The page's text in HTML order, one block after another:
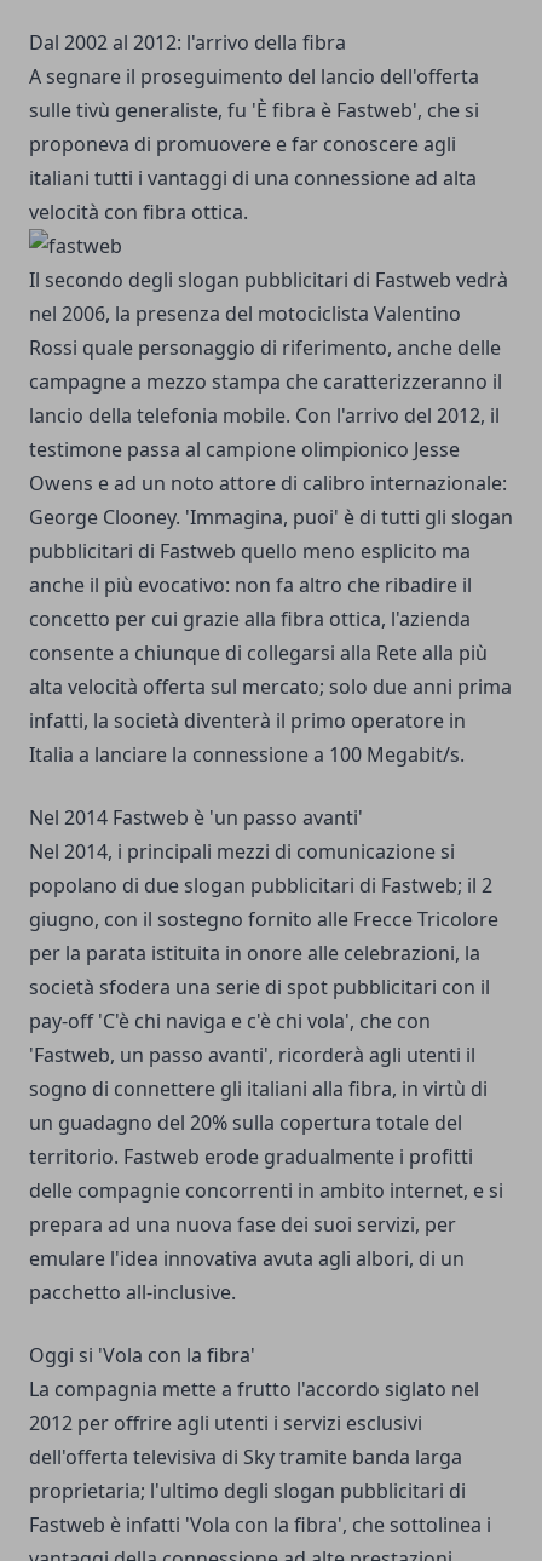
Dal 2002 al 2012: l'arrivo della fibra
A segnare il proseguimento del lancio dell'offerta
sulle tivù generaliste, fu 'È fibra è Fastweb', che si
proponeva di promuovere e far conoscere agli
italiani tutti i vantaggi di una connessione ad alta
velocità con fibra ottica.
Il secondo degli slogan pubblicitari di Fastweb vedrà
nel 2006, la presenza del motociclista Valentino
Rossi quale personaggio di riferimento, anche delle
campagne a mezzo stampa che caratterizzeranno il
lancio della telefonia mobile. Con l'arrivo del 2012, il
testimone passa al campione olimpionico Jesse
Owens e ad un noto attore di calibro internazionale:
George Clooney. 'Immagina, puoi' è di tutti gli slogan
pubblicitari di Fastweb quello meno esplicito ma
anche il più evocativo: non fa altro che ribadire il
concetto per cui grazie alla fibra ottica, l'azienda
consente a chiunque di collegarsi alla Rete alla più
alta velocità offerta sul mercato; solo due anni prima
infatti, la società diventerà il primo operatore in
Italia a lanciare la connessione a 100 Megabit/s.
Nel 2014 Fastweb è 'un passo avanti'
Nel 2014, i principali mezzi di comunicazione si
popolano di due slogan pubblicitari di Fastweb; il 2
giugno, con il sostegno fornito alle Frecce Tricolore
per la parata istituita in onore alle celebrazioni, la
società sfodera una serie di spot pubblicitari con il
pay-off 'C'è chi naviga e c'è chi vola', che con
'Fastweb, un passo avanti', ricorderà agli utenti il
sogno di connettere gli italiani alla fibra, in virtù di
un guadagno del 20% sulla copertura totale del
territorio. Fastweb erode gradualmente i profitti
delle compagnie concorrenti in ambito internet, e si
prepara ad una nuova fase dei suoi servizi, per
emulare l'idea innovativa avuta agli albori, di un
pacchetto all-inclusive.
Oggi si 'Vola con la fibra'
La compagnia mette a frutto l'accordo siglato nel
2012 per offrire agli utenti i servizi esclusivi
dell'offerta televisiva di Sky tramite banda larga
proprietaria; l'ultimo degli slogan pubblicitari di
Fastweb è infatti 'Vola con la fibra', che sottolinea i